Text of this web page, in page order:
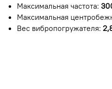
Максимальная частота:
Максимальная
Вес вибропогружателя: